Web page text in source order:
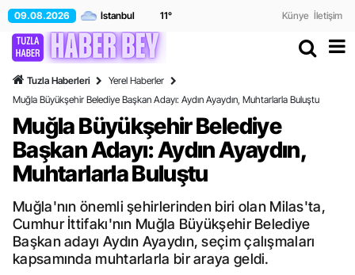
09.08.2026 11° Künye İletişim
Tuzla Haberleri
Yerel Haberler
Muğla Büyükşehir Belediye Başkan Adayı: Aydın Ayaydın, Muhtarlarla Buluştu
Muğla Büyükşehir Belediye
Başkan Adayı: Aydın Ayaydın,
Muhtarlarla Buluştu
Muğla'nın önemli şehirlerinden biri olan Milas'ta,
Cumhur İttifakı'nın Muğla Büyükşehir Belediye
Başkan adayı Aydın Ayaydın, seçim çalışmaları
kapsamında muhtarlarla bir araya geldi.